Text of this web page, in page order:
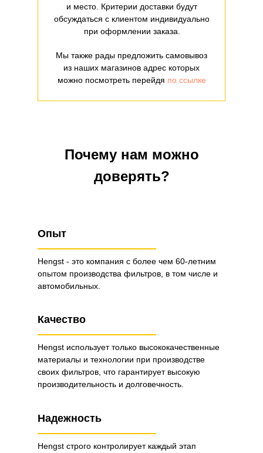
и место. Критерии доставки будут
обсуждаться с клиентом индивидуально
при оформлении заказа.
Мы также рады предложить самовывоз
из наших магазинов адрес которых
можно посмотреть перейдя по ссылке
Почему нам можно
доверять?
Опыт
Hengst - это компания с более чем 60-летним
опытом производства фильтров, в том числе и
автомобильных.
Качество
Надежность
Hengst использует только высококачественные
материалы и технологии при производстве
своих фильтров, что гарантирует высокую
производительность и долговечность.
Hengst строго контролирует каждый этап